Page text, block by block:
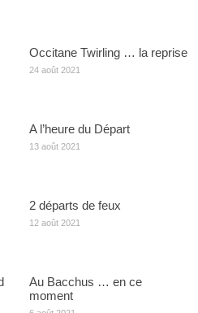
Occitane Twirling … la reprise
24 août 2021
A l’heure du Départ
13 août 2021
2 départs de feux
12 août 2021
Au Bacchus … en ce
moment